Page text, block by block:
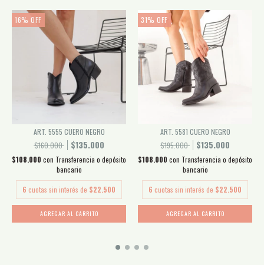
16% OFF
ART. 5555 CUERO NEGRO
$160.000
$135.000
$108.000 con Transferencia o depósito
bancario
6 cuotas sin interés de $22.500
AGREGAR AL CARRITO
31% OFF
ART. 5581 CUERO NEGRO
$195.000
$135.000
$108.000 con Transferencia o depósito
bancario
6 cuotas sin interés de $22.500
AGREGAR AL CARRITO